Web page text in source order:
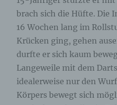
brach sich die Hüfte. Die
16 Wochen lang im
Krücken ging, gehen
durfte er sich kaum
Langeweile mit dem
idealerweise nur den
Körpers bewegt sich